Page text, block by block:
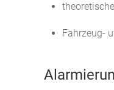
Fahrzeug-